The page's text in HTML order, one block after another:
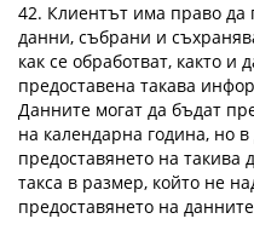
42. Клиентът има право да
данни, събрани и
как се обработват, както и
предоставена такава
Данните могат да бъдат
на календарна година, но в
предоставянето на
такса в размер, който не
предоставянето на